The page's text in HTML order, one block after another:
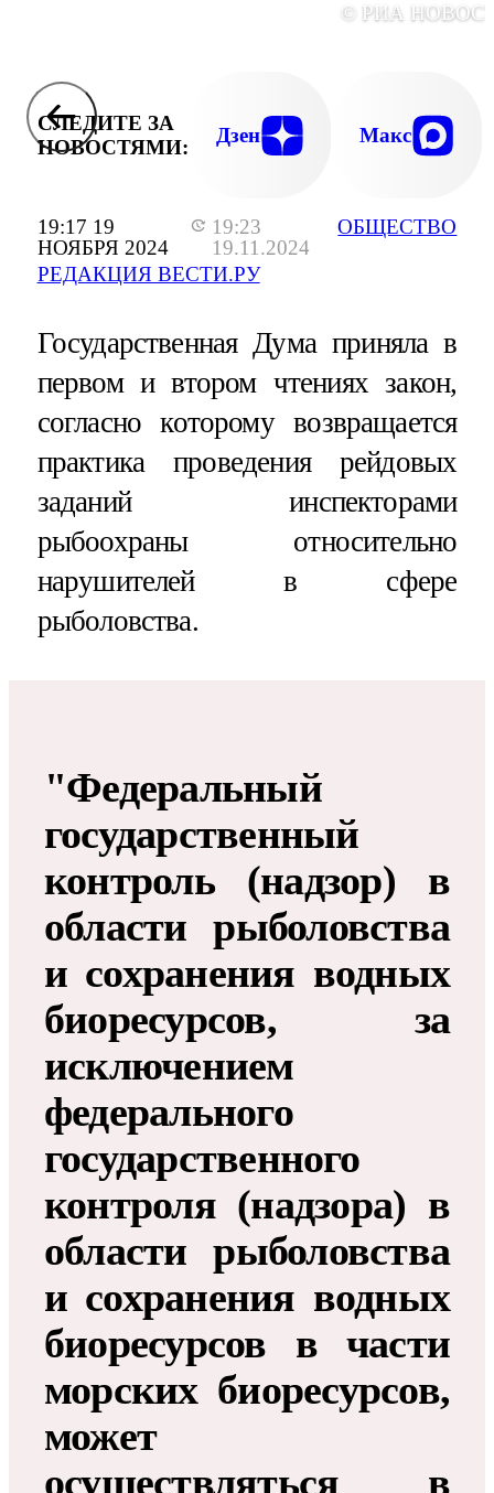
19:17 19
НОЯБРЯ 2024
19:23
19.11.2024
РЕДАКЦИЯ ВЕСТИ.РУ
ОБЩЕСТВО
© РИА
СЛЕДИТЕ ЗА
НОВОСТЯМИ:
Дзен Макс
Государственная Дума приняла в
первом и втором чтениях закон,
согласно которому возвращается
практика проведения рейдовых
заданий инспекторами
рыбоохраны относительно
нарушителей в сфере
рыболовства.
"Федеральный
государственный
контроль (надзор) в
области рыболовства
и сохранения водных
биоресурсов, за
исключением
федерального
государственного
контроля (надзора) в
области рыболовства
и сохранения водных
биоресурсов в части
морских биоресурсов,
может
осуществляться в